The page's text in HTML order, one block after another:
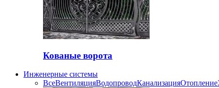
Кованые ворота
Инженерные системы
ВсеВентиляцияВодопроводКанализацияОтопление